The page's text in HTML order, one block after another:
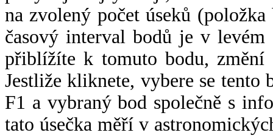
na zvolený počet úseků
časový interval bodů je v
přiblížíte k tomuto bodu,
Jestliže kliknete, vybere se tento
F1 a vybraný bod společně s
tato úsečka měří v